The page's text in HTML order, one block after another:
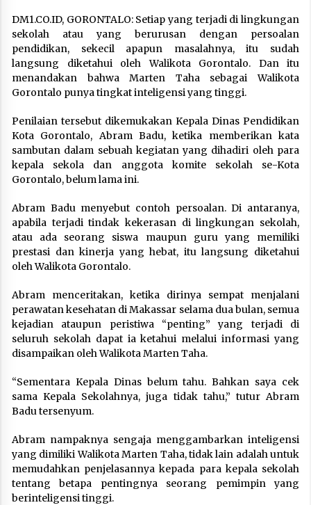
DM1.CO.ID, GORONTALO: Setiap yang terjadi di lingkungan
sekolah atau yang berurusan dengan persoalan
pendidikan, sekecil apapun masalahnya, itu sudah
langsung diketahui oleh Walikota Gorontalo. Dan itu
menandakan bahwa Marten Taha sebagai Walikota
Gorontalo punya tingkat inteligensi yang tinggi.
Penilaian tersebut dikemukakan Kepala Dinas Pendidikan
Kota Gorontalo, Abram Badu, ketika memberikan kata
sambutan dalam sebuah kegiatan yang dihadiri oleh para
kepala sekola dan anggota komite sekolah se-Kota
Gorontalo, belum lama ini.
Abram Badu menyebut contoh persoalan. Di antaranya,
apabila terjadi tindak kekerasan di lingkungan sekolah,
atau ada seorang siswa maupun guru yang memiliki
prestasi dan kinerja yang hebat, itu langsung diketahui
oleh Walikota Gorontalo.
Abram menceritakan, ketika dirinya sempat menjalani
perawatan kesehatan di Makassar selama dua bulan, semua
kejadian ataupun peristiwa “penting” yang terjadi di
seluruh sekolah dapat ia ketahui melalui informasi yang
disampaikan oleh Walikota Marten Taha.
“Sementara Kepala Dinas belum tahu. Bahkan saya cek
sama Kepala Sekolahnya, juga tidak tahu,” tutur Abram
Badu tersenyum.
Abram nampaknya sengaja menggambarkan inteligensi
yang dimiliki Walikota Marten Taha, tidak lain adalah untuk
memudahkan penjelasannya kepada para kepala sekolah
tentang betapa pentingnya seorang pemimpin yang
berinteligensi tinggi.